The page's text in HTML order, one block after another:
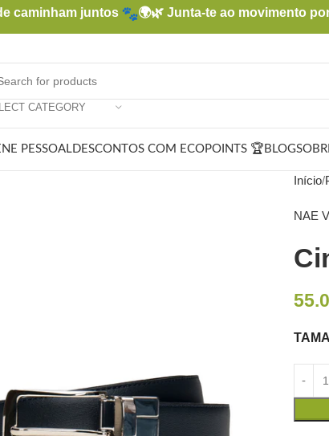
caminham juntos 🌍🌿 Junta-te ao movimento
CATEGORY
PESSOALDESCONTOS COM ECOPOINTS 🏆 BLOG
Início
NAE